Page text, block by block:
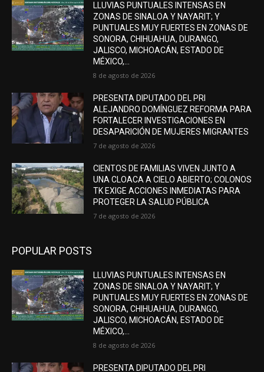
LLUVIAS PUNTUALES INTENSAS EN
ZONAS DE SINALOA Y NAYARIT; Y
PUNTUALES MUY FUERTES EN ZONAS DE
SONORA, CHIHUAHUA, DURANGO,
JALISCO, MICHOACÁN, ESTADO DE
MÉXICO,...
8 de agosto de 2026
PRESENTA DIPUTADO DEL PRI
ALEJANDRO DOMÍNGUEZ REFORMA PARA
FORTALECER INVESTIGACIONES EN
DESAPARICIÓN DE MUJERES MIGRANTES
7 de agosto de 2026
CIENTOS DE FAMILIAS VIVEN JUNTO A
UNA CLOACA A CIELO ABIERTO; COLONOS
TK EXIGE ACCIONES INMEDIATAS PARA
PROTEGER LA SALUD PÚBLICA
7 de agosto de 2026
POPULAR POSTS
LLUVIAS PUNTUALES INTENSAS EN
ZONAS DE SINALOA Y NAYARIT; Y
PUNTUALES MUY FUERTES EN ZONAS DE
SONORA, CHIHUAHUA, DURANGO,
JALISCO, MICHOACÁN, ESTADO DE
MÉXICO,...
8 de agosto de 2026
PRESENTA DIPUTADO DEL PRI